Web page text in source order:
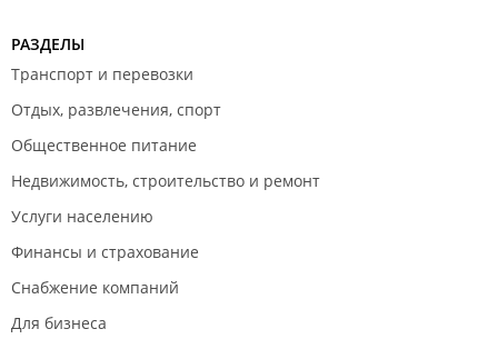
РАЗДЕЛЫ
Транспорт и перевозки
Отдых, развлечения, спорт
Общественное питание
Недвижимость, строительство и ремонт
Услуги населению
Финансы и страхование
Снабжение компаний
Для бизнеса